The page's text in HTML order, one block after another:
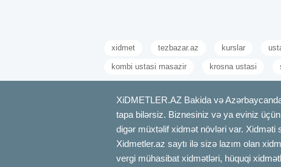
xidmet tezbazar.az kurslar
kombi ustasi masazir krosna ustasi
XiDMETLER.AZ Bakida və
tapa bilərsiz. Biznesiniz və ya eviniz
digər müxtəlif xidmət növləri var.
Xidmetler.az saytı ilə sizə lazım olan
vergi mühasibat xidmətləri, hüquqi